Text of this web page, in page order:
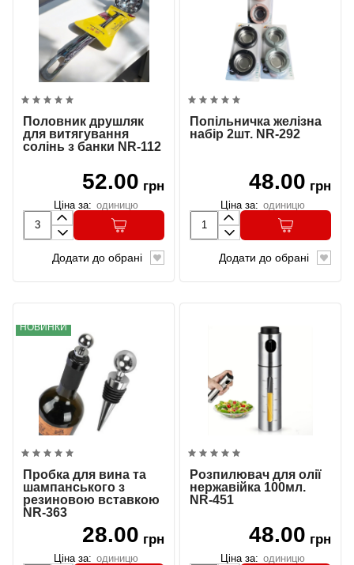
Половник друшляк
для витягування
солінь з банки NR-112
52.00 грн
Ціна за: одиницю
Додати до обрані
Попільничка желізна
набір 2шт. NR-292
48.00 грн
Ціна за: одиницю
Додати до обрані
НОВИНКИ
Пробка для вина та
шампанського з
резиновою вставкою
NR-363
28.00 грн
Ціна за: одиницю
Розпилювач для олії
нержавійка 100мл.
NR-451
48.00 грн
Ціна за: одиницю